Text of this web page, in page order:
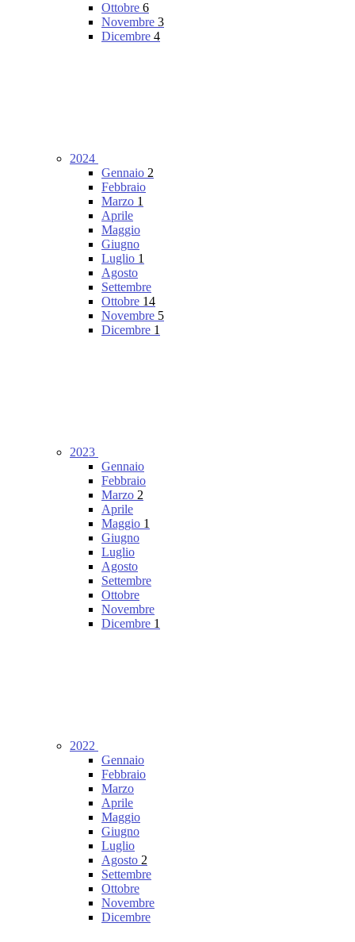
Ottobre 6
Novembre 3
Dicembre 4
2024
Gennaio 2
Febbraio
Marzo 1
Aprile
Maggio
Giugno
Luglio 1
Agosto
Settembre
Ottobre 14
Novembre 5
Dicembre 1
2023
Gennaio
Febbraio
Marzo 2
Aprile
Maggio 1
Giugno
Luglio
Agosto
Settembre
Ottobre
Novembre
Dicembre 1
2022
Gennaio
Febbraio
Marzo
Aprile
Maggio
Giugno
Luglio
Agosto 2
Settembre
Ottobre
Novembre
Dicembre